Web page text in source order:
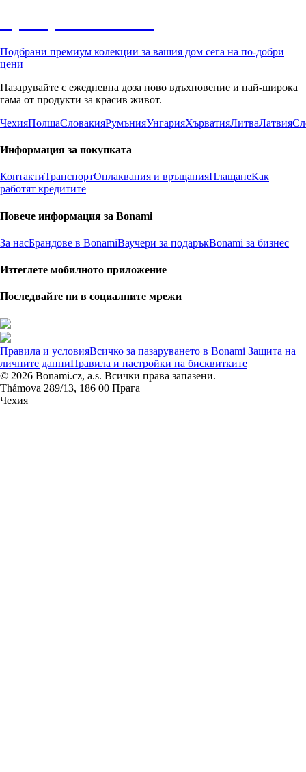
Подбрани премиум колекции за вашия дом сега на по-добри
цени
Пазарувайте с ежедневна доза ново вдъхновение и най-широка
гама от продукти за красив живот.
ЧехияПолшаСловакияРумънияУнгарияХърватияЛитваЛатвия
Информация за покупката
КонтактиТранспортОплаквания и връщанияПлащанеКак
работят кредитите
Повече информация за Bonami
За насБрандове в BonamiВаучери за подаръкBonami за бизнес
Изтеглете мобилното приложение
Последвайте ни в социалните мрежи
Правила и условияВсичко за пазаруването в Bonami Защита на
личните данниПравила и настройки на бисквитките
© 2026 Bonami.cz, a.s. Всички права запазени.
Thámova 289/13, 186 00 Прага
Чехия